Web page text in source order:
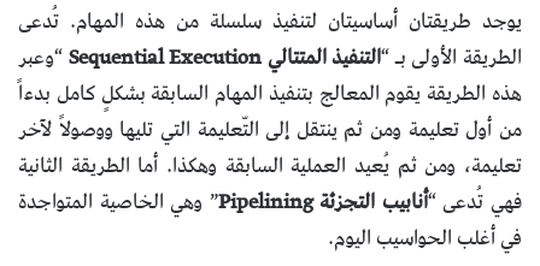
يوجد طريقتان أساسيتان لتنفيذ سلسلة من هذه المهام. تُدعى
الطريقة الأولى بـ “التنفيذ المتتالي Sequential Execution
“وعبر
هذه الطريقة يقوم المعالج بتنفيذ المهام السابقة بشكلٍ كامل بدءاً
من أول تعليمة ومن ثم ينتقل إلى التّعليمة التي تليها ووصولاً لآخر
تعليمة، ومن ثم يُعيد العملية السابقة وهكذا. أما الطريقة الثانية
فهي تُدعى “أنابيب التجزئة Pipelining
” وهي الخاصية المتواجدة
في أغلب الحواسيب اليوم.